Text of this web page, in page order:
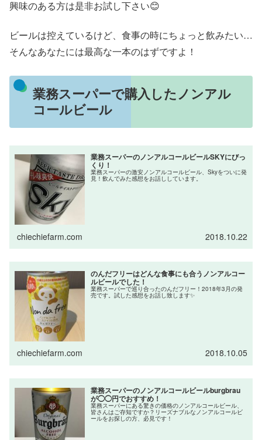
興味のある方は是非お試し下さい😊
ビールは控えているけど、食事の時にちょっと飲みたい…
そんなあなたには最高な一本のはずですよ！
業務スーパーで購入したノンアル
コールビール
業務スーパーのノンアルコールビールSKYにびっ
くり！
業務スーパーの激安ノンアルコールビール、Skyをついに発
見！飲んでみた感想をお話ししています。
chiechiefarm.com 2018.10.22
のんだフリーはどんな食事にも合うノンアルコー
ルビールでした！
業務スーパーで巡り合ったのんだフリー！2018年3月の発
売です。試した感想をお話し致します✨
chiechiefarm.com 2018.10.05
業務スーパーのノンアルコールビールburgbrau
が◯◯円でおすすめ！
業務スーパーにある驚きの価格のノンアルコールビール、
皆さんはご存知ですか？リーズナブルなノンアルコールビ
ールをお探しの方、必見です！